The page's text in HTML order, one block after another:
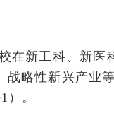
在新工科、新
略性新兴产业
。